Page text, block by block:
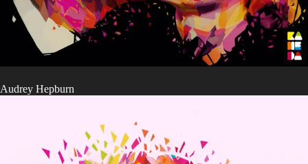
Audrey Hepburn